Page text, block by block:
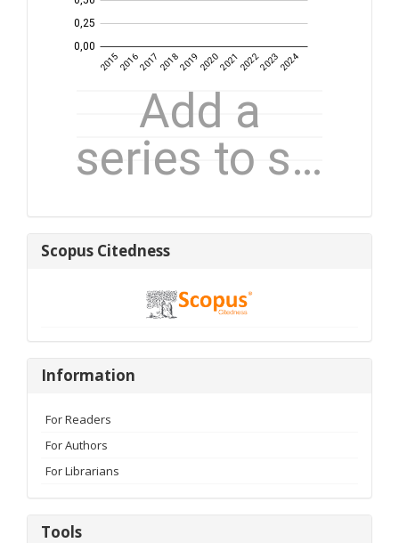
Scopus
Citedness
Scopus Citedness
Information
Information
For Readers
For Authors
For Librarians
Tools
Tools